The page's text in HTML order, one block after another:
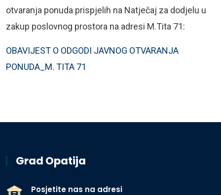
otvaranja ponuda prispjelih na Natječaj za dodjelu u
zakup poslovnog prostora na adresi M.Tita 71:
OBAVIJEST O ODGODI JAVNOG OTVARANJA
PONUDA_M. TITA 71
Grad Opatija
Posjetite nas na adresi